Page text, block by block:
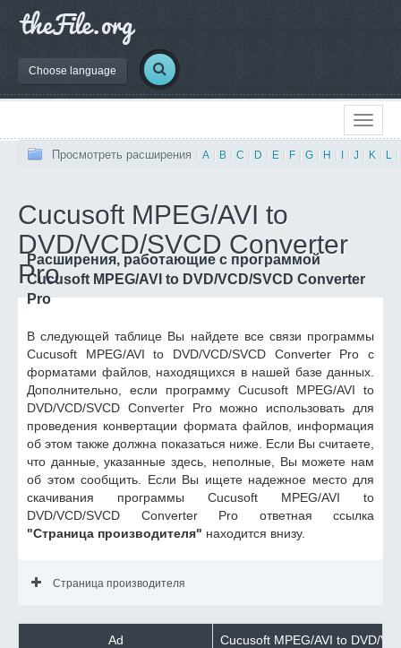
Choose language
Просмотреть расширения A B C D E F G H J K L
Cucusoft MPEG/AVI to
DVD/VCD/SVCD Converter
Pro
Расширения, работающие с программой
Cucusoft MPEG/AVI to DVD/VCD/SVCD Converter
Pro
В следующей таблице Вы найдете все связи программы
Cucusoft MPEG/AVI to DVD/VCD/SVCD Converter Pro с
форматами файлов, находящихся в нашей базе данных.
Дополнительно, если программу Cucusoft MPEG/AVI to
DVD/VCD/SVCD Converter Pro можно использовать для
проведения конвертации формата файлов, информация
об этом также должна показаться ниже. Если Вы считаете,
что данные, указанные здесь, неполные, Вы можете нам
об этом сообщить. Если Вы ищете надежное место для
скачивания программы Cucusoft MPEG/AVI to
DVD/VCD/SVCD Converter Pro ответная ссылка
"Страница производителя" находится внизу.
Страница производителя
Ad Cucusoft MPEG/AVI to DVD/